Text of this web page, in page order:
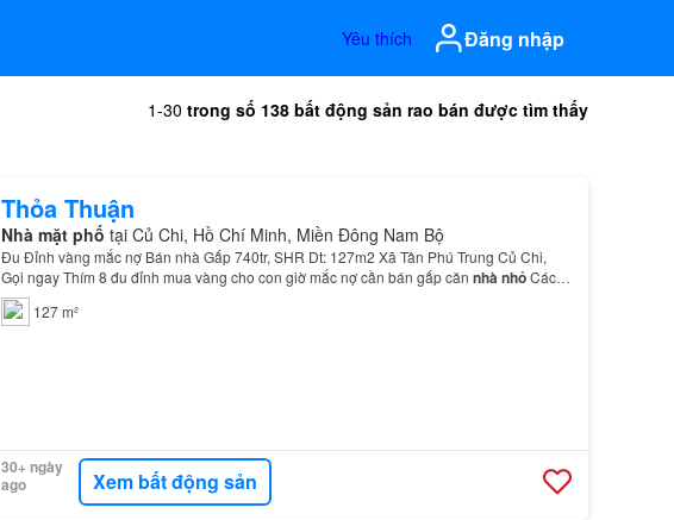
Yêu thích Đăng nhập
1-30 trong số 138 bất động sản rao bán được tìm thấy
Thỏa Thuận
Nhà mặt phố tại Củ Chi, Hồ Chí Minh, Miền Đông Nam Bộ
Đu Đỉnh vàng mắc nợ Bán nhà Gấp 740tr, SHR Dt: 127m2 Xã Tân Phú Trung Củ Chi,
Gọi ngay Thím 8 đu đỉnh mua vàng cho con giờ mắc nợ cần bán gấp căn nhà nhỏCách
KCN chỉ 800m, đi về BXe
127 m²
30+ ngày
ago
Xem bất động sản